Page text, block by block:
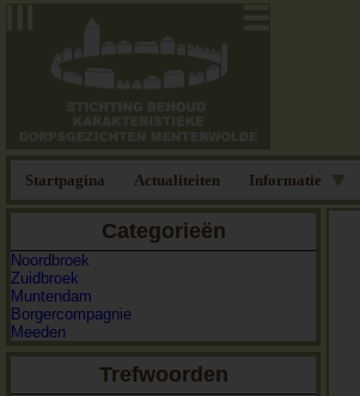
Startpagina Actualiteiten Informatie
Categorieën
Noordbroek
Zuidbroek
Muntendam
Borgercompagnie
Meeden
Trefwoorden